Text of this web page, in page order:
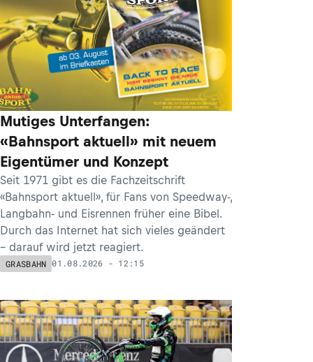
Mutiges Unterfangen:
«Bahnsport aktuell» mit neuem
Eigentümer und Konzept
Seit 1971 gibt es die Fachzeitschrift
«Bahnsport aktuell», für Fans von Speedway-,
Langbahn- und Eisrennen früher eine Bibel.
Durch das Internet hat sich vieles geändert
– darauf wird jetzt reagiert.
GRASBAHN 01.08.2026 - 12:15